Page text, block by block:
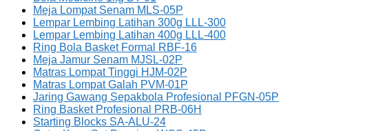
Meja Lompat Senam MLS-05P
Lempar Lembing Latihan 300g LLL-300
Lempar Lembing Latihan 400g LLL-400
Ring Bola Basket Formal RBF-16
Meja Jamur Senam MJSL-02P
Matras Lompat Tinggi HJM-02P
Matras Lompat Galah PVM-01P
Jaring Gawang Sepakbola Profesional PFGN-05P
Ring Basket Profesional PRB-06H
Starting Blocks SA-ALU-24